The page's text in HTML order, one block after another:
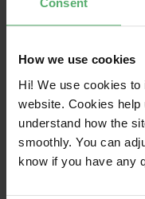
Consent
How we use cookies
Hi! We use cookies
website. Cookies
understand how the
smoothly. You can
know if you have any
Mesurez la
potentiel de
électroniques.
empreinte
future des
l’empreinte
informatiques
de leur durée
soutiennent